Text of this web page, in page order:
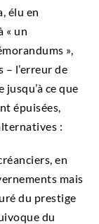
élu en
« un
»,
– l’erreur de
ce que
épuisées,
:
en
mais
du prestige
du